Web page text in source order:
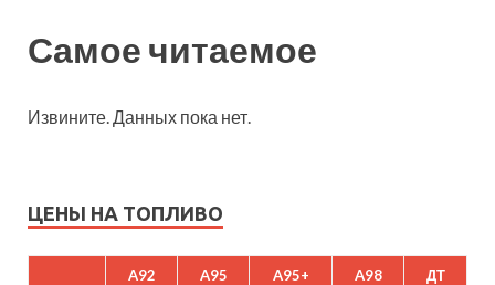
Самое читаемое
Извините. Данных пока нет.
ЦЕНЫ НА ТОПЛИВО
A92 A95 A95+ A98 ДТ